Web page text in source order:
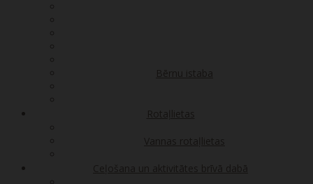
Bērnu istaba
Rotaļlietas
Vannas rotaļlietas
Ceļošana un aktivitātes brīvā dabā